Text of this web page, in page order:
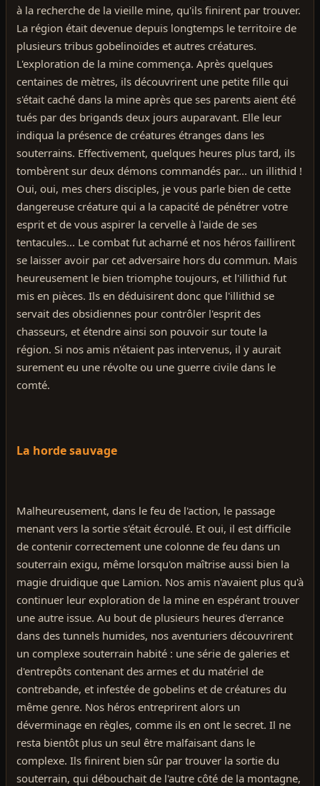
à la recherche de la vieille mine, qu'ils finirent par trouver.
La région était devenue depuis longtemps le territoire de
plusieurs tribus gobelinoïdes et autres créatures.
L'exploration de la mine commença. Après quelques
centaines de mètres, ils découvrirent une petite fille qui
s'était caché dans la mine après que ses parents aient été
tués par des brigands deux jours auparavant. Elle leur
indiqua la présence de créatures étranges dans les
souterrains. Effectivement, quelques heures plus tard, ils
tombèrent sur deux démons commandés par... un illithid !
Oui, oui, mes chers disciples, je vous parle bien de cette
dangereuse créature qui a la capacité de pénétrer votre
esprit et de vous aspirer la cervelle à l'aide de ses
tentacules... Le combat fut acharné et nos héros faillirent
se laisser avoir par cet adversaire hors du commun. Mais
heureusement le bien triomphe toujours, et l'illithid fut
mis en pièces. Ils en déduisirent donc que l'illithid se
servait des obsidiennes pour contrôler l'esprit des
chasseurs, et étendre ainsi son pouvoir sur toute la
région. Si nos amis n'étaient pas intervenus, il y aurait
surement eu une révolte ou une guerre civile dans le
comté.
La horde sauvage
Malheureusement, dans le feu de l'action, le passage
menant vers la sortie s'était écroulé. Et oui, il est difficile
de contenir correctement une colonne de feu dans un
souterrain exigu, même lorsqu'on maîtrise aussi bien la
magie druidique que Lamion. Nos amis n'avaient plus qu'à
continuer leur exploration de la mine en espérant trouver
une autre issue. Au bout de plusieurs heures d'errance
dans des tunnels humides, nos aventuriers découvrirent
un complexe souterrain habité : une série de galeries et
d'entrepôts contenant des armes et du matériel de
contrebande, et infestée de gobelins et de créatures du
même genre. Nos héros entreprirent alors un
déverminage en règles, comme ils en ont le secret. Il ne
resta bientôt plus un seul être malfaisant dans le
complexe. Ils finirent bien sûr par trouver la sortie du
souterrain, qui débouchait de l'autre côté de la montagne,